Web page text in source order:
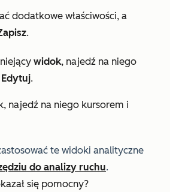
dodatkowe właściwości, a
.
widok, najedź na niego
Edytuj.
najedź na niego kursorem i
te widoki analityczne
do analizy ruchu.
się pomocny?